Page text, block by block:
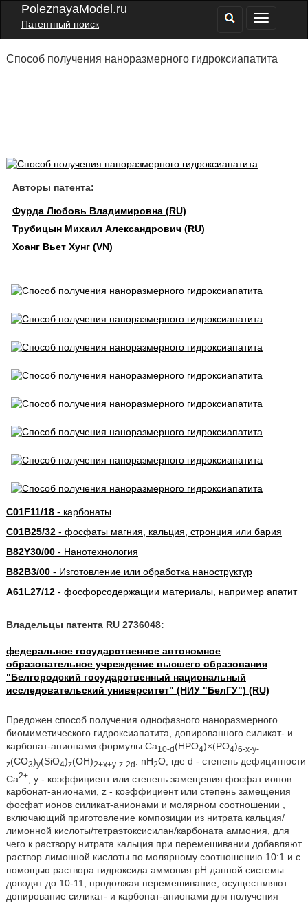
PoleznayaModel.ru
Патентный поиск
Способ получения наноразмерного гидроксиапатита
Авторы патента:
Фурда Любовь Владимировна (RU)
Трубицын Михаил Александрович (RU)
Хоанг Вьет Хунг (VN)
C01F11/18- карбонаты
C01B25/32- фосфаты магния, кальция, стронция или бария
B82Y30/00- Нанотехнология
B82B3/00- Изготовление или обработка наноструктур
A61L27/12- фосфорсодержащии материалы, например апатит
Владельцы патента RU 2736048:
федеральное государственное автономное
образовательное учреждение высшего образования
"Белгородский государственный национальный
исследовательский университет" (НИУ "БелГУ") (RU)
Предожен способ получения однофазного наноразмерного
биомиметического гидроксиапатита, допированного силикат- и
карбонат-анионами формулы Ca10-d(НРО4)×(РО4)6-x-y-
z(СО3)y(SiO4)z(ОН)2+x+y-z-2d . nH2O, где d - степень дефицитности
Са2+; у - коэффициент или степень замещения фосфат ионов
карбонат-анионами, z - коэффициент или степень замещения
фосфат ионов силикат-анионами и молярном соотношении ,
включающий приготовление композиции из нитрата кальция/
лимонной кислоты/тетраэтоксисилан/карбоната аммония, для
чего к раствору нитрата кальция при перемешивании добавляют
раствор лимонной кислоты по молярному соотношению 10:1 и с
помощью раствора гидроксида аммония рН данной системы
доводят до 10-11, продолжая перемешивание, осуществляют
допирование силикат- и карбонат-анионами для получения